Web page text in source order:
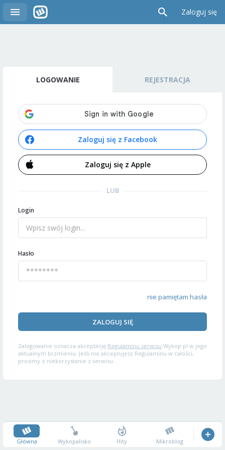
Zaloguj się
LOGOWANIE REJESTRACJA
Zaloguj się z Facebook
Zaloguj się z Apple
LUB
Login
Hasło
nie pamiętam hasła
ZALOGUJ SIĘ
Zalogowanie oznacza akceptację Regulaminu serwisu Wykop.pl w jego
aktualnym brzmieniu. Jeśli nie akceptujesz Regulaminu w całości,
prosimy o niekorzystanie z serwisu.
Główna Wykopalisko Hity Mikroblog